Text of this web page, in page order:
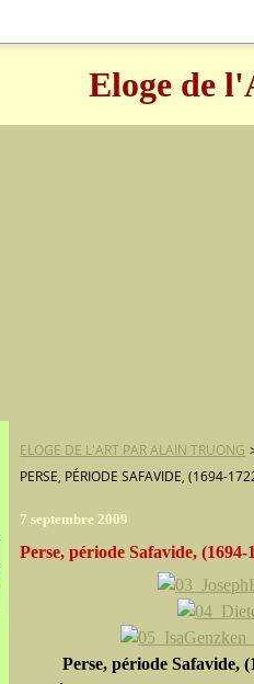
Eloge de
ELOGE DE L'ART PAR ALAIN TRUONG
PERSE, PÉRIODE SAFAVIDE, (1694-
7 septembre 2009
Perse, période Safavide,
Perse, période Safavide,